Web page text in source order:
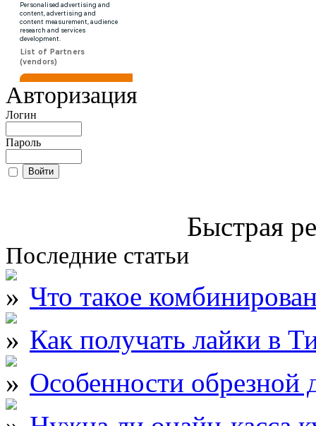
Авторизация
Логин
Пароль
Быстрая
Последние статьи
Что такое
Как получать лайки в
Особенности обрезной